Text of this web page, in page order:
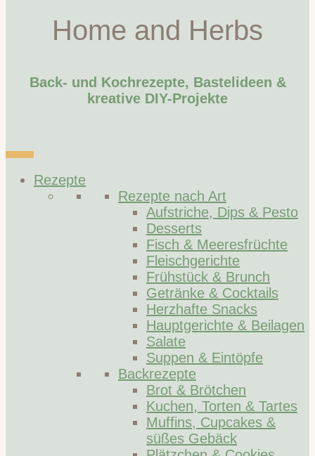
Home and Herbs
Back- und Kochrezepte, Bastelideen &
kreative DIY-Projekte
Rezepte
Rezepte nach Art
Aufstriche, Dips & Pesto
Desserts
Fisch & Meeresfrüchte
Fleischgerichte
Frühstück & Brunch
Getränke & Cocktails
Herzhafte Snacks
Hauptgerichte & Beilagen
Salate
Suppen & Eintöpfe
Backrezepte
Brot & Brötchen
Kuchen, Torten & Tartes
Muffins, Cupcakes &
süßes Gebäck